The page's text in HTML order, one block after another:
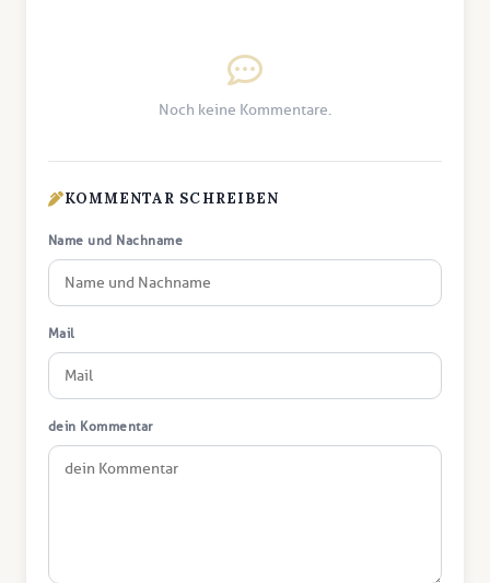
Noch keine Kommentare.
KOMMENTAR SCHREIBEN
Name und Nachname
Mail
dein Kommentar